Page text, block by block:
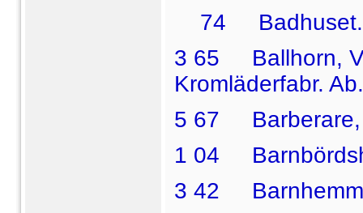
74 Badhuset.
3 65 Ballhorn, V.
Kromläderfabr. Ab.
5 67 Barberare,
1 04
3 42